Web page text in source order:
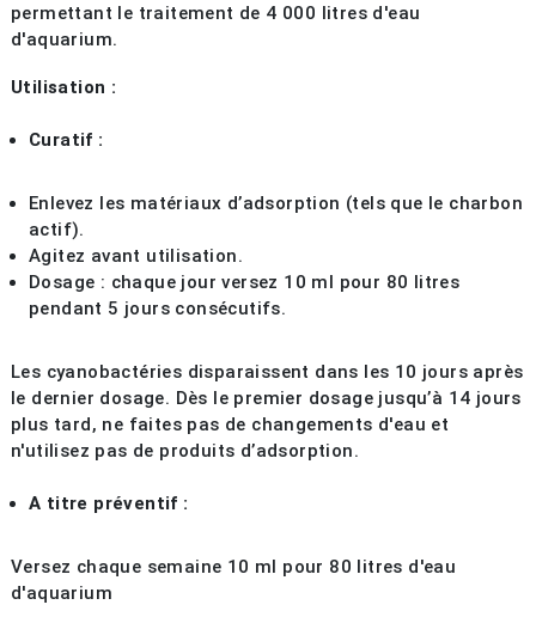
permettant le traitement de 4 000 litres d'eau
d'aquarium.
Utilisation :
Curatif :
Enlevez les matériaux d’adsorption (tels que le charbon
actif).
Agitez avant utilisation.
Dosage : chaque jour versez 10 ml pour 80 litres
pendant 5 jours consécutifs.
Les cyanobactéries disparaissent dans les 10 jours après
le dernier dosage. Dès le premier dosage jusqu’à 14 jours
plus tard, ne faites pas de changements d'eau et
n'utilisez pas de produits d’adsorption.
A titre préventif :
Versez chaque semaine 10 ml pour 80 litres d'eau
d'aquarium